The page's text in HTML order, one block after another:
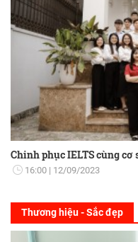
Chinh phục IELTS cùng cơ
16:00 12/09/2023
Thương hiệu - Sắc đẹp